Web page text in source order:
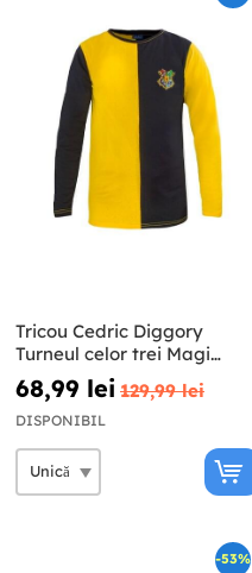
Tricou Cedric Diggory
Turneul celor trei Magi
pentru copii - Harry Potter
68,99 lei 129,99 lei
DISPONIBIL
-53%